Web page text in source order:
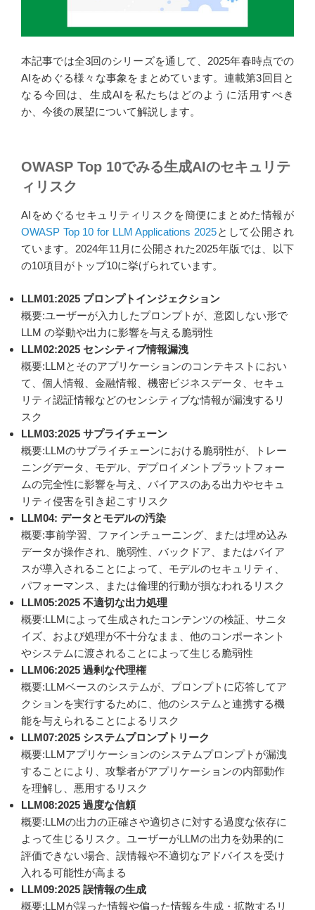
本記事では全3回のシリーズを通して、2025年春時点での
AIをめぐる様々な事象をまとめています。連載第3回目と
なる今回は、生成AIを私たちはどのように活用すべき
か、今後の展望について解説します。
OWASP Top 10でみる生成AIのセキュリテ
ィリスク
AIをめぐるセキュリティリスクを簡便にまとめた情報が
OWASP Top 10 for LLM Applications 2025として公開され
ています。2024年11月に公開された2025年版では、以下
の10項目がトップ10に挙げられています。
LLM01:2025 プロンプトインジェクション
概要:ユーザーが入力したプロンプトが、意図しない形で
LLM の挙動や出力に影響を与える脆弱性
LLM02:2025 センシティブ情報漏洩
概要:LLMとそのアプリケーションのコンテキストにおい
て、個人情報、金融情報、機密ビジネスデータ、セキュ
リティ認証情報などのセンシティブな情報が漏洩するリ
スク
LLM03:2025 サプライチェーン
概要:LLMのサプライチェーンにおける脆弱性が、トレー
ニングデータ、モデル、デプロイメントプラットフォー
ムの完全性に影響を与え、バイアスのある出力やセキュ
リティ侵害を引き起こすリスク
LLM04: データとモデルの汚染
概要:事前学習、ファインチューニング、または埋め込み
データが操作され、脆弱性、バックドア、またはバイア
スが導入されることによって、モデルのセキュリティ、
パフォーマンス、または倫理的行動が損なわれるリスク
LLM05:2025 不適切な出力処理
概要:LLMによって生成されたコンテンツの検証、サニタ
イズ、および処理が不十分なまま、他のコンポーネント
やシステムに渡されることによって生じる脆弱性
LLM06:2025 過剰な代理権
概要:LLMベースのシステムが、プロンプトに応答してア
クションを実行するために、他のシステムと連携する機
能を与えられることによるリスク
LLM07:2025 システムプロンプトリーク
概要:LLMアプリケーションのシステムプロンプトが漏洩
することにより、攻撃者がアプリケーションの内部動作
を理解し、悪用するリスク
LLM08:2025 過度な信頼
概要:LLMの出力の正確さや適切さに対する過度な依存に
よって生じるリスク。ユーザーがLLMの出力を効果的に
評価できない場合、誤情報や不適切なアドバイスを受け
入れる可能性が高まる
LLM09:2025 誤情報の生成
概要:LLMが誤った情報や偏った情報を生成・拡散するリ